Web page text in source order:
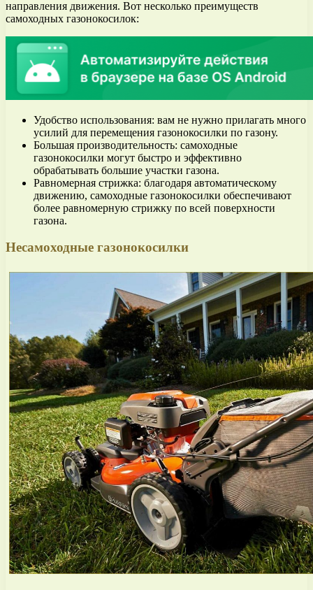
направления движения. Вот несколько преимуществ
самоходных газонокосилок:
Удобство использования: вам не нужно прилагать много
усилий для перемещения газонокосилки по газону.
Большая производительность: самоходные
газонокосилки могут быстро и эффективно
обрабатывать большие участки газона.
Равномерная стрижка: благодаря автоматическому
движению, самоходные газонокосилки обеспечивают
более равномерную стрижку по всей поверхности
газона.
Несамоходные газонокосилки